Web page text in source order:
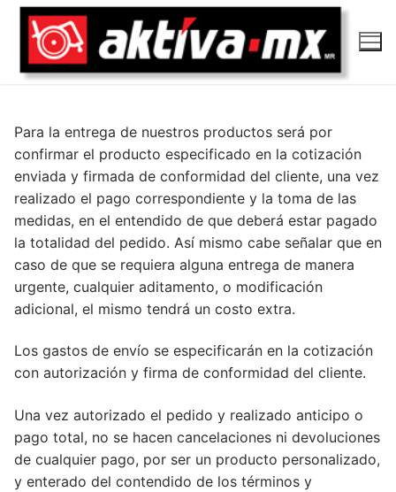
contenido
Para la entrega de nuestros productos será por
confirmar el producto especificado en la cotización
enviada y firmada de conformidad del cliente, una vez
realizado el pago correspondiente y la toma de las
medidas, en el entendido de que deberá estar pagado
la totalidad del pedido. Así mismo cabe señalar que en
caso de que se requiera alguna entrega de manera
urgente, cualquier aditamento, o modificación
adicional, el mismo tendrá un costo extra.
Los gastos de envío se especificarán en la cotización
con autorización y firma de conformidad del cliente.
Una vez autorizado el pedido y realizado anticipo o
pago total, no se hacen cancelaciones ni devoluciones
de cualquier pago, por ser un producto personalizado,
y enterado del contendido de los términos y